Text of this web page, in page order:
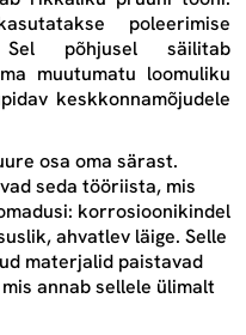
poleerimise
põhjusel säilitab
muutumatu loomuliku
keskkonnamõjudele
osa oma särast.
seda tööriista, mis
korrosioonikindel
ahvatlev läige. Selle
materjalid paistavad
annab sellele ülimalt